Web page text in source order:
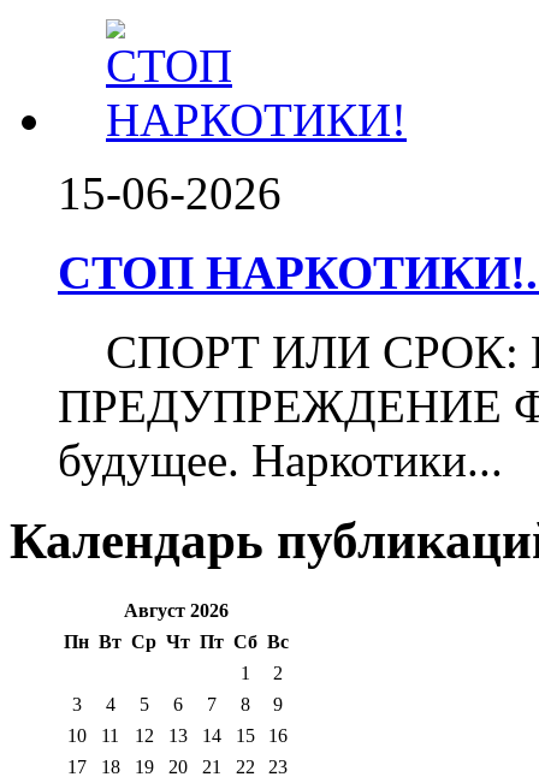
15-06-2026
СТОП
СПОРТ ИЛИ СРОК:
ПРЕДУПРЕЖДЕНИЕ
будущее. Наркотики...
Календарь
Август 2026
Пн Вт Ср Чт Пт Сб Вс
1
2
3
4 5 6 7 8
9
10
11 12 13 14 15
16
17
18 19 20 21 22 23